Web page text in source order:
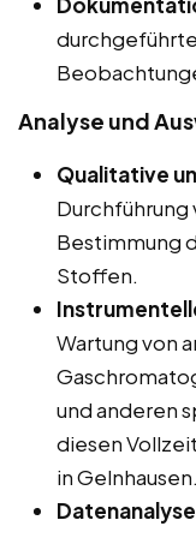
Analyse und
Qualitative
Durchführung
Bestimmung
Stoffen.
Wartung von
und anderen
diesen
in Gelnhausen.